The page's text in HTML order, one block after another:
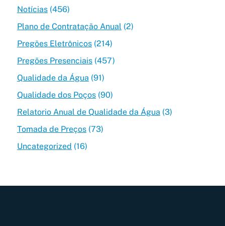
Notícias(456)
Plano de Contratação Anual (2)
Pregões Eletrônicos(214)
Pregões Presenciais(457)
Qualidade da Água (91)
Qualidade dos Poços(90)
Relatorio Anual de Qualidade da Água (3)
Tomada de Preços(73)
Uncategorized (16)